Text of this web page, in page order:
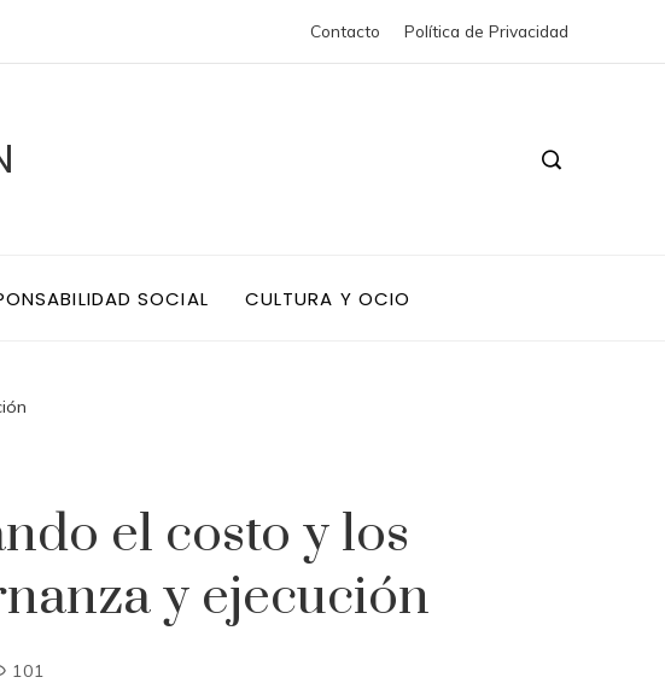
Contacto Política de Privacidad
SOCIAL CULTURA Y OCIO
el costo y los
y ejecución
101